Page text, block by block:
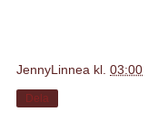
JennyLinnea kl. 03:00
Dela